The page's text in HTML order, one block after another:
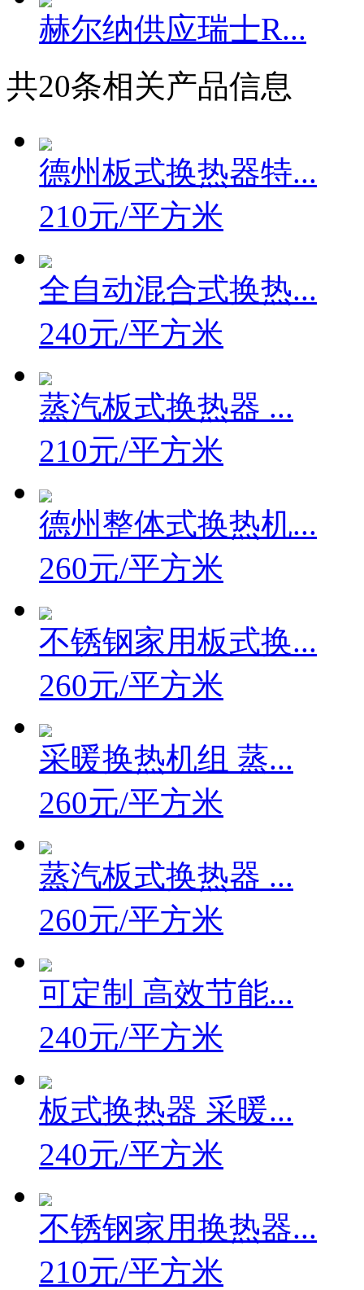
赫尔纳供应瑞士R...
共20条相关产品信息
德州板式换热器特...
210元/平方米
全自动混合式换热...
240元/平方米
蒸汽板式换热器 ...
210元/平方米
德州整体式换热机...
260元/平方米
不锈钢家用板式换...
260元/平方米
采暖换热机组 蒸...
260元/平方米
蒸汽板式换热器 ...
260元/平方米
可定制 高效节能...
240元/平方米
板式换热器 采暖...
240元/平方米
不锈钢家用换热器...
210元/平方米